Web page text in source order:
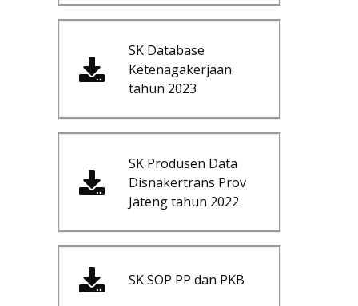
SK Database
Ketenagakerjaan
tahun 2023
SK Produsen Data
Disnakertrans Prov
Jateng tahun 2022
SK SOP PP dan PKB